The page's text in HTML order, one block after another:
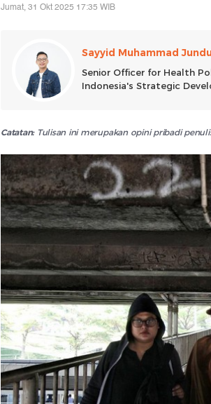
Jumat, 31 Okt 2025 17:35 WIB
Sayyid Muhammad
Senior Officer for Health
Indonesia's Strategic
Catatan:Tulisan ini merupakan opini pribadi